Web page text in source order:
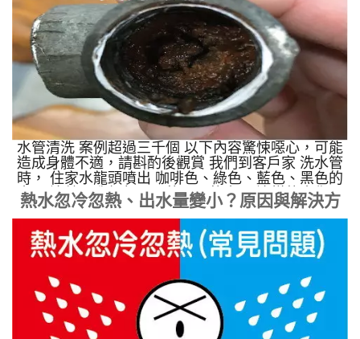
水管清洗 案例超過三千個 以下內容驚悚噁心，可能
造成身體不適，請斟酌後觀賞 我們到客戶家 洗水管
時， 住家水龍頭噴出 咖啡色、綠色、藍色、黑色的
水， 這就是我們每天用的、喝的水， 這樣的水你用
得安心嗎?
熱水忽冷忽熱、出水量變小？原因與解決方
案